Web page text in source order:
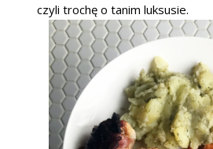
czyli trochę o tanim luksusie.